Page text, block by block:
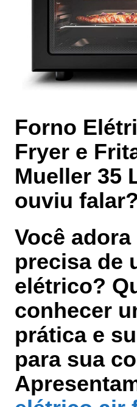
Forno
Fryer e
Mueller 35
ouviu falar?
Você
precisa de
elétrico?
conhecer
prática e
para sua